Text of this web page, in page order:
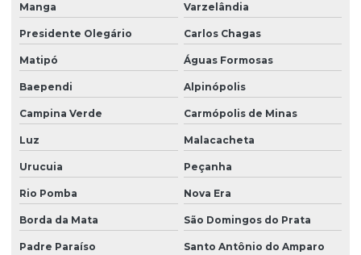
Manga Varzelândia
Presidente Olegário Carlos Chagas
Matipó Águas Formosas
Baependi Alpinópolis
Campina Verde Carmópolis de Minas
Luz Malacacheta
Urucuia Peçanha
Rio Pomba Nova Era
Borda da Mata São Domingos do Prata
Padre Paraíso Santo Antônio do Amparo